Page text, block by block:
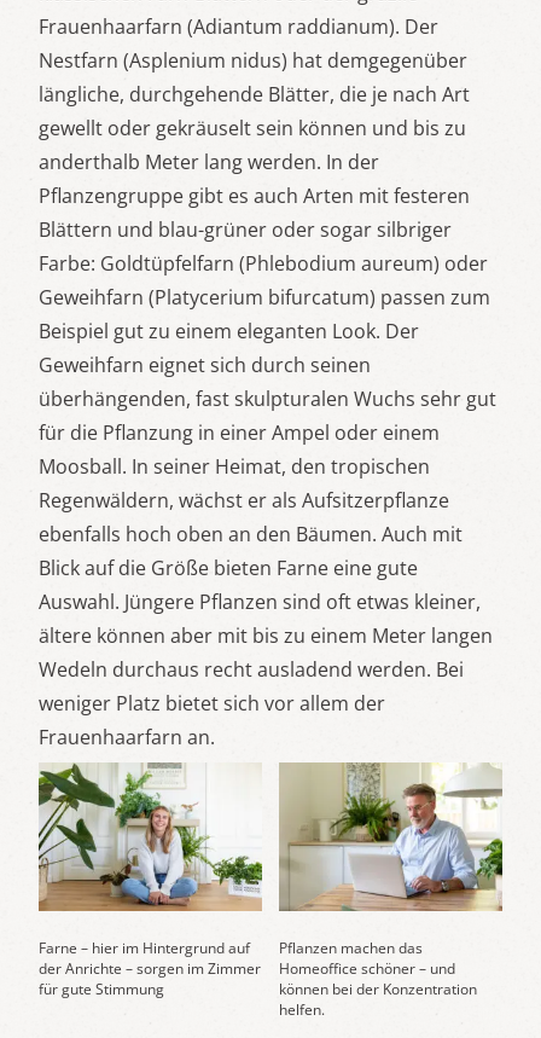
Frauenhaarfarn (Adiantum raddianum). Der
Nestfarn (Asplenium nidus) hat demgegenüber
längliche, durchgehende Blätter, die je nach Art
gewellt oder gekräuselt sein können und bis zu
anderthalb Meter lang werden. In der
Pflanzengruppe gibt es auch Arten mit festeren
Blättern und blau-grüner oder sogar silbriger
Farbe: Goldtüpfelfarn (Phlebodium aureum) oder
Geweihfarn (Platycerium bifurcatum) passen zum
Beispiel gut zu einem eleganten Look. Der
Geweihfarn eignet sich durch seinen
überhängenden, fast skulpturalen Wuchs sehr gut
für die Pflanzung in einer Ampel oder einem
Moosball. In seiner Heimat, den tropischen
Regenwäldern, wächst er als Aufsitzerpflanze
ebenfalls hoch oben an den Bäumen. Auch mit
Blick auf die Größe bieten Farne eine gute
Auswahl. Jüngere Pflanzen sind oft etwas kleiner,
ältere können aber mit bis zu einem Meter langen
Wedeln durchaus recht ausladend werden. Bei
weniger Platz bietet sich vor allem der
Frauenhaarfarn an.
Farne – hier im Hintergrund auf
der Anrichte – sorgen im Zimmer
für gute Stimmung
Pflanzen machen das
Homeoffice schöner – und
können bei der Konzentration
helfen.